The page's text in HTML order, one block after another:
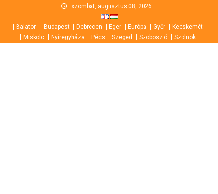
content
szombat, augusztus 08, 2026
Balaton Budapest Debrecen Eger Európa Győr
Kecskemét
Miskolc
Nyíregyháza Pécs Szeged Szoboszló Szolnok